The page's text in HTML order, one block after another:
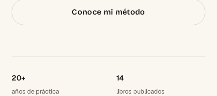
Conoce mi método
20+
años de práctica
14
libros publicados